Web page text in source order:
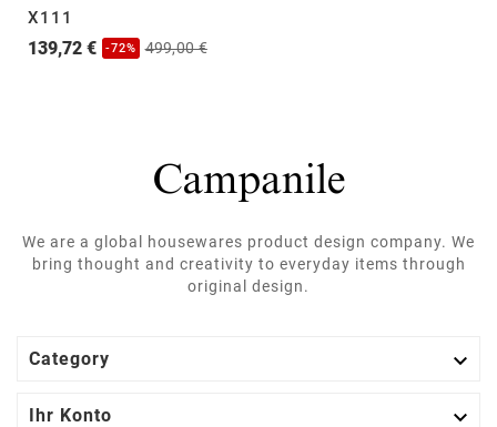
X111
139,72 € -72% 499,00 €
We are a global housewares product design company. We
bring thought and creativity to everyday items through
original design.
Category 
Ihr Konto 